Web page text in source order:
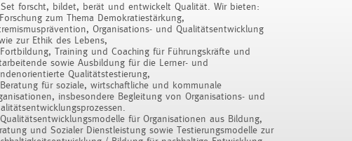
forscht, bildet, berät und entwickelt Qualität. Wir bieten:
zum Thema Demokratiestärkung,
Organisations- und Qualitätsentwicklung
zur Ethik des Lebens,
Training und Coaching für Führungskräfte und
sowie Ausbildung für die Lerner- und
Qualitätstestierung,
für soziale, wirtschaftliche und kommunale
insbesondere Begleitung von Organisations- und
für Organisationen aus Bildung,
und Sozialer Dienstleistung sowie Testierungsmodelle zur